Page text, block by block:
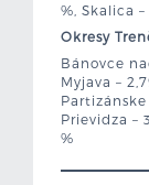
%, Skalica
Okresy
Bánovce
Myjava –
Partizánske
Prievidza –
%